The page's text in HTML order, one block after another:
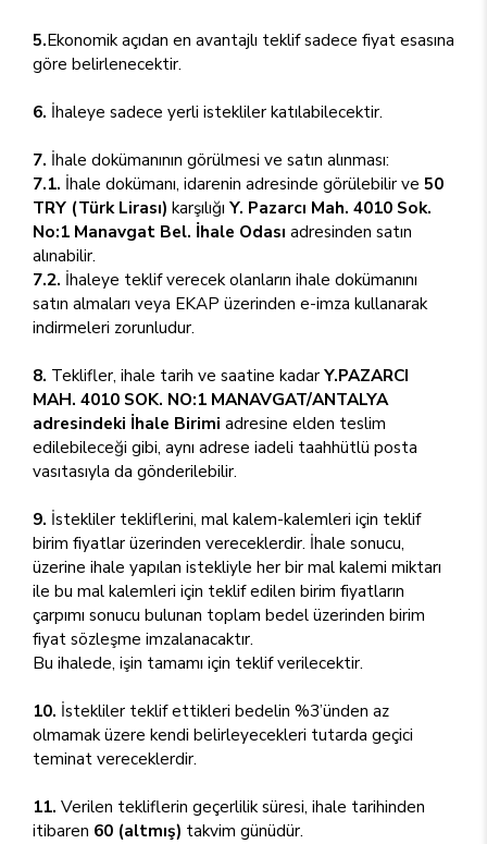
5.Ekonomik açıdan en avantajlı teklif sadece fiyat esasına
göre belirlenecektir.
6. İhaleye sadece yerli istekliler katılabilecektir.
7. İhale dokümanının görülmesi ve satın alınması:
7.1. İhale dokümanı, idarenin adresinde görülebilir ve 50
TRY (Türk Lirası) karşılığı Y. Pazarcı Mah. 4010 Sok.
No:1 Manavgat Bel. İhale Odası adresinden satın
alınabilir.
7.2. İhaleye teklif verecek olanların ihale dokümanını
satın almaları veya EKAP üzerinden e-imza kullanarak
indirmeleri zorunludur.
8. Teklifler, ihale tarih ve saatine kadarY.PAZARCI
MAH. 4010 SOK. NO:1 MANAVGAT/ANTALYA
adresindeki İhale Birimi adresine elden teslim
edilebileceği gibi, aynı adrese iadeli taahhütlü posta
vasıtasıyla da gönderilebilir.
9. İstekliler tekliflerini, mal kalem-kalemleri için teklif
birim fiyatlar üzerinden vereceklerdir. İhale sonucu,
üzerine ihale yapılan istekliyle her bir mal kalemi miktarı
ile bu mal kalemleri için teklif edilen birim fiyatların
çarpımı sonucu bulunan toplam bedel üzerinden birim
fiyat sözleşme imzalanacaktır.
Bu ihalede, işin tamamı için teklif verilecektir.
10. İstekliler teklif ettikleri bedelin %3’ünden az
olmamak üzere kendi belirleyecekleri tutarda geçici
teminat vereceklerdir.
11. Verilen tekliflerin geçerlilik süresi, ihale tarihinden
itibaren 60 (altmış) takvim günüdür.